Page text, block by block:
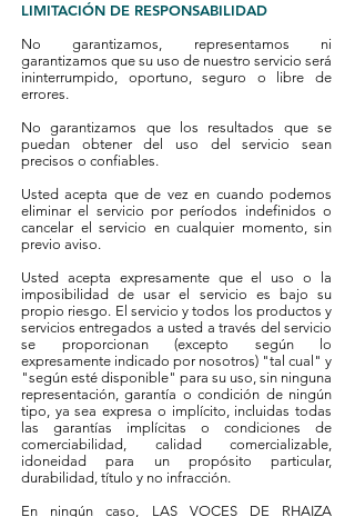
LIMITACIÓN DE RESPONSABILIDAD
No garantizamos, representamos ni
garantizamos que su uso de nuestro servicio será
ininterrumpido, oportuno, seguro o libre de
errores.
No garantizamos que los resultados que se
puedan obtener del uso del servicio sean
precisos o confiables.
Usted acepta que de vez en cuando podemos
eliminar el servicio por períodos indefinidos o
cancelar el servicio en cualquier momento, sin
previo aviso.
Usted acepta expresamente que el uso o la
imposibilidad de usar el servicio es bajo su
propio riesgo. El servicio y todos los productos y
servicios entregados a usted a través del servicio
se proporcionan (excepto según lo
expresamente indicado por nosotros) "tal cual" y
"según esté disponible" para su uso, sin ninguna
representación, garantía o condición de ningún
tipo, ya sea expresa o implícito, incluidas todas
las garantías implícitas o condiciones de
comerciabilidad, calidad comercializable,
idoneidad para un propósito particular,
durabilidad, título y no infracción.
En ningún caso, LAS VOCES DE RHAIZA